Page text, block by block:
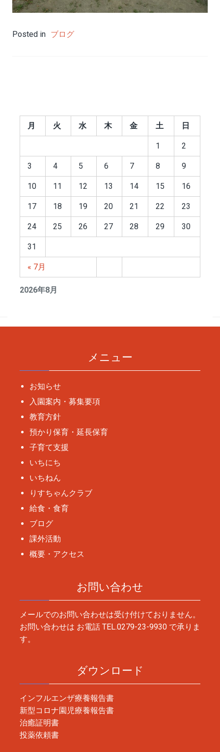
Posted in ブログ
ゲ
ー
ョ
ン
2026年8月
月 火 水 木 金 土 日
« 7月
1 2
3 4 5 6 7 8 9
10 11 12 13 14 15 16
17 18 19 20 21 22 23
24 25 26 27 28 29 30
31
メニュー
お知らせ
入園案内・募集要項
教育方針
預かり保育・延長保育
子育て支援
いちにち
いちねん
りすちゃんクラブ
給食・食育
ブログ
課外活動
概要・アクセス
お問い合わせ
メールでのお問い合わせは受け付けておりません。
お問い合わせは お電話 TEL.0279-23-9930 で承りま
す。
ダウンロード
インフルエンザ療養報告書
新型コロナ園児療養報告書
治癒証明書
投薬依頼書